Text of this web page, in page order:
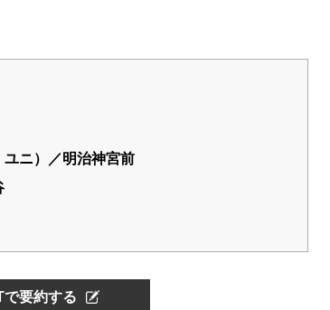
ニ）／明治神宮前
要約する